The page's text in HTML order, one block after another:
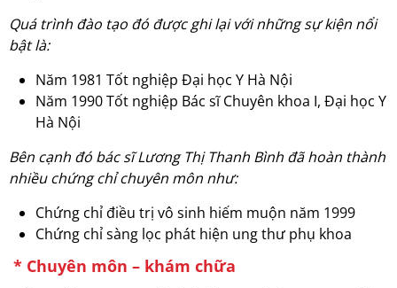
Quá trình đào tạo đó được ghi lại với những sự kiện nổi
bật là:
Năm 1981 Tốt nghiệp Đại học Y Hà Nội
Năm 1990 Tốt nghiệp Bác sĩ Chuyên khoa I, Đại học Y
Hà Nội
Bên cạnh đó bác sĩ Lương Thị Thanh Bình đã hoàn thành
nhiều chứng chỉ chuyên môn như:
Chứng chỉ điều trị vô sinh hiếm muộn năm 1999
Chứng chỉ sàng lọc phát hiện ung thư phụ khoa
* Chuyên môn – khám chữa